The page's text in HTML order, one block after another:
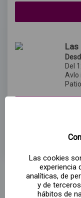
Las
Del
Avlo
Las cookies
experiencia
analíticas, de
y de
hábitos de